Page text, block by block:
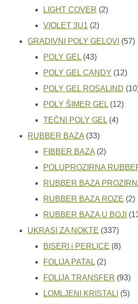
LIGHT COVER 22
VIOLET 3U1 22
proizvoda
GRADIVNI POLY GELOVI 5757
POLY GEL 4343
proizvoda
POLY GEL CANDY 1212
POLY GEL ROSALIND 10
POLY ŠIMER GEL 1212
TEČNI POLY GEL 44
RUBBER BAZA 3333
proizvoda
FIBBER BAZA 22
proizvoda
POLUPROZIRNA
RUBBER BAZA
RUBBER BAZA ROZE 22
RUBBER BAZA U BOJI
UKRASI ZA NOKTE 337337
BISERI i PERLICE 88
FOLIJA PATAL 22
proizvoda
FOLIJA TRANSFER 9393
LOMLJENI KRISTALI 55